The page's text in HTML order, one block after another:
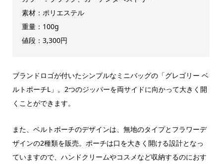
素材：ポリエステル
重量：100g
値段：3,300円
ブランドロゴが付いたシンプルなミニバッグの「グレゴリー ベ
ルトポーチL」。2つのジッパーを両サイドに向かって大きく開
くことができます。
また、ベルトポーチのデザインは、無地のタイプとフラワーデ
ザインの2種類を販売。ポーチは口を大きく開ける設計となっ
ていますので、ハンドクリームやコスメなど収納するのにおす